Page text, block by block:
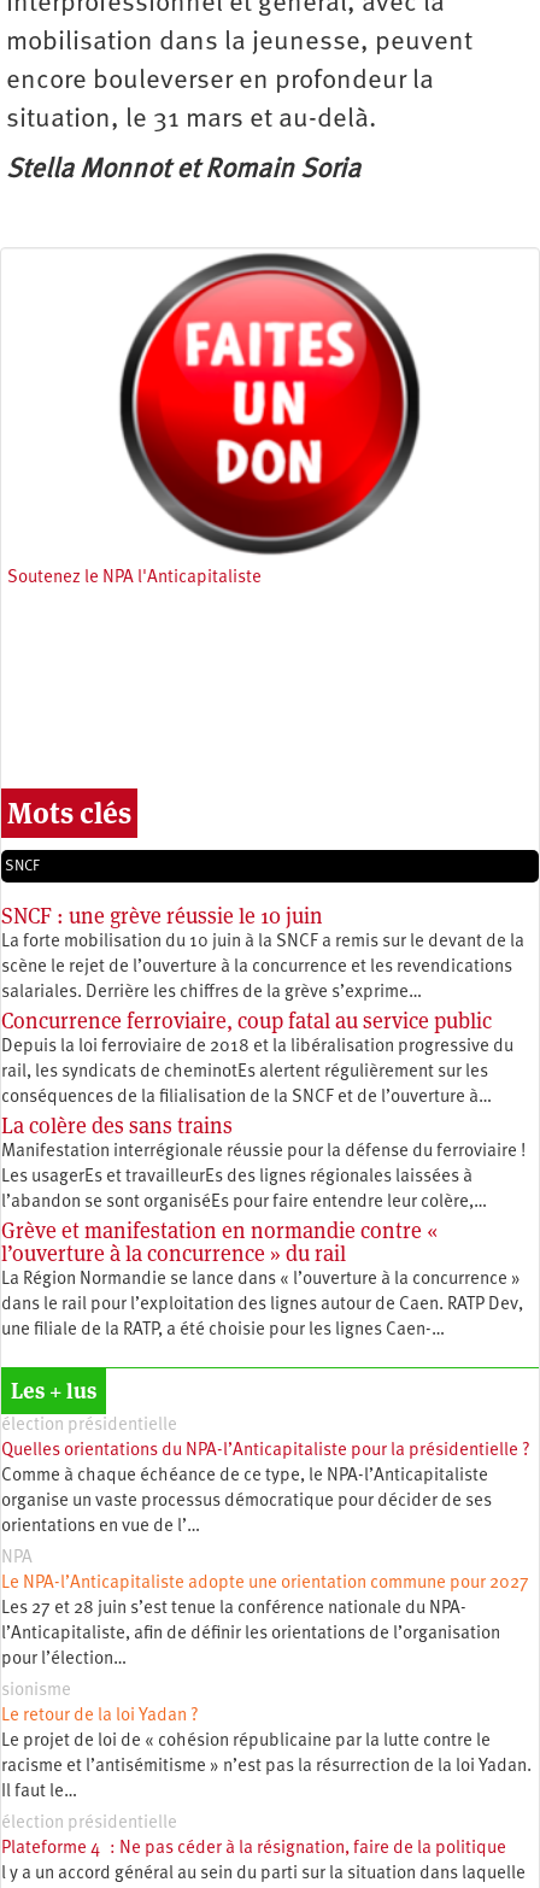
mobilisation dans la jeunesse, peuvent
encore bouleverser en profondeur la
situation, le 31 mars et au-delà.
Stella Monnot et Romain Soria
Soutenez le NPA l'Anticapitaliste
Mots clés
SNCF
SNCF : une grève réussie le 10 juin
La forte mobilisation du 10 juin à la SNCF a remis sur le devant de la
scène le rejet de l’ouverture à la concurrence et les revendications
salariales. Derrière les chiffres de la grève s’exprime…
Concurrence ferroviaire, coup fatal au service public
Depuis la loi ferroviaire de 2018 et la libéralisation progressive du
rail, les syndicats de cheminotEs alertent régulièrement sur les
conséquences de la filialisation de la SNCF et de l’ouverture à…
La colère des sans trains
Manifestation interrégionale réussie pour la défense du ferroviaire !
Les usagerEs et travailleurEs des lignes régionales laissées à
l’abandon se sont organiséEs pour faire entendre leur colère,…
Grève et manifestation en normandie contre «
l’ouverture à la concurrence » du rail
La Région Normandie se lance dans « l’ouverture à la concurrence »
dans le rail pour l’exploitation des lignes autour de Caen. RATP Dev,
une filiale de la RATP, a été choisie pour les lignes Caen-…
Les + lus
élection présidentielle
Quelles orientations du NPA-l’Anticapitaliste pour la présidentielle ?
Comme à chaque échéance de ce type, le NPA-l’Anticapitaliste
organise un vaste processus démocratique pour décider de ses
orientations en vue de l’…
NPA
Le NPA-l’Anticapitaliste adopte une orientation commune pour 2027
Les 27 et 28 juin s’est tenue la conférence nationale du NPA-
l’Anticapitaliste, afin de définir les orientations de l’organisation
pour l’élection…
sionisme
Le retour de la loi Yadan ?
Le projet de loi de « cohésion républicaine par la lutte contre le
racisme et l’antisémitisme » n’est pas la résurrection de la loi Yadan.
Il faut le…
élection présidentielle
Plateforme 4 : Ne pas céder à la résignation, faire de la politique
l y a un accord général au sein du parti sur la situation dans laquelle